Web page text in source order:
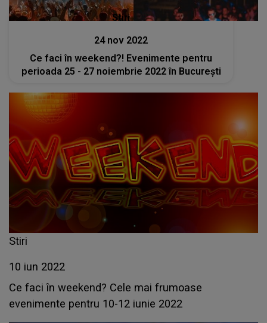
Stiri
24 nov 2022
Ce faci în weekend?! Evenimente pentru
perioada 25 - 27 noiembrie 2022 în București
Stiri
10 iun 2022
Ce faci în weekend? Cele mai frumoase
evenimente pentru 10-12 iunie 2022